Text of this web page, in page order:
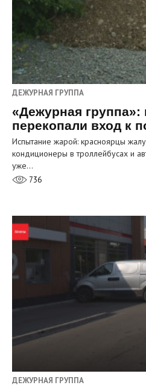
ДЕЖУРНАЯ ГРУППА
«Дежурная группа»:
перекопали вход к
Испытание жарой: красноярцы
кондиционеры в троллейбусах и
уже…
736
ДЕЖУРНАЯ ГРУППА